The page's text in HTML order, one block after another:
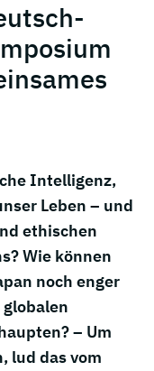
Intelligenz,
Leben – und
ethischen
Wie können
noch enger
– Um
lud das vom